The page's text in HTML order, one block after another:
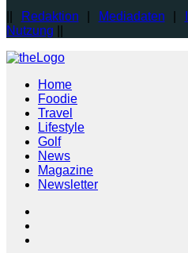
Redaktion Mediadaten
Nutzung
Home
Foodie
Travel
Lifestyle
Golf
News
Magazine
Newsletter